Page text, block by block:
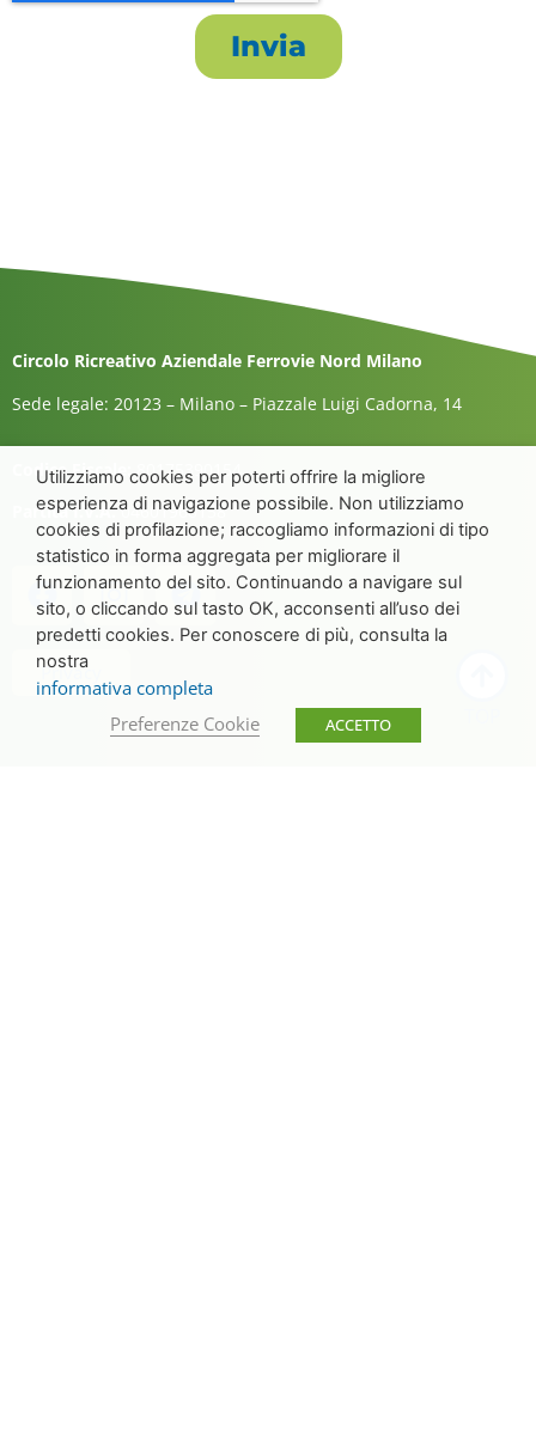
Invia
Circolo Ricreativo Aziendale Ferrovie Nord Milano
Sede legale: 20123 – Milano – Piazzale Luigi Cadorna, 14
Codice Fiscale:80175390154
Partita I.V.A.04601960158
Privacy
Utilizziamo cookies per poterti offrire la migliore
esperienza di navigazione possibile. Non utilizziamo
cookies di profilazione; raccogliamo informazioni di tipo
statistico in forma aggregata per migliorare il
funzionamento del sito. Continuando a navigare sul
sito, o cliccando sul tasto OK, acconsenti all’uso dei
predetti cookies. Per conoscere di più, consulta la
nostra
informativa completa
Preferenze Cookie
ACCETTO